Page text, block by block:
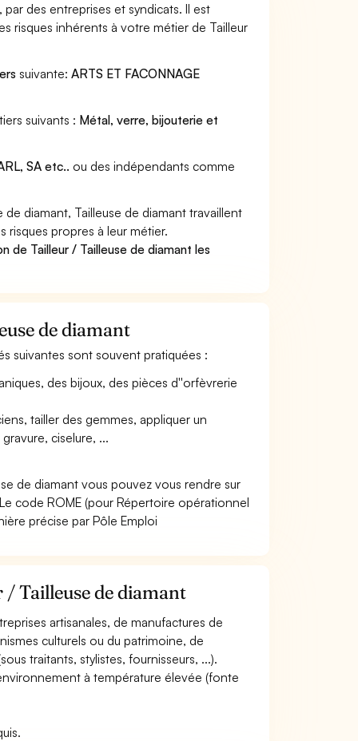
des entreprises et syndicats. Il est
risques inhérents à votre métier de Tailleur
suivante:ARTS ET FACONNAGE
suivants : Métal, verre, bijouterie et
SA etc.. ou des indépendants comme
diamant, Tailleuse de diamant travaillent
risques propres à leur métier.
de Tailleur / Tailleuse de diamant les
de diamant
suivantes sont souvent pratiquées :
des bijoux, des pièces d''orfèvrerie
tailler des gemmes, appliquer un
ciselure, ...
de diamant vous pouvez vous rendre sur
code ROME (pour Répertoire opérationnel
précise par Pôle Emploi
Tailleuse de diamant
artisanales, de manufactures de
culturels ou du patrimoine, de
traitants, stylistes, fournisseurs, ...).
à température élevée (fonte